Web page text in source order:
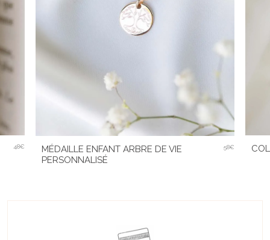
48€
MÉDAILLE ENFANT ARBRE DE VIE
PERSONNALISÉ
58€